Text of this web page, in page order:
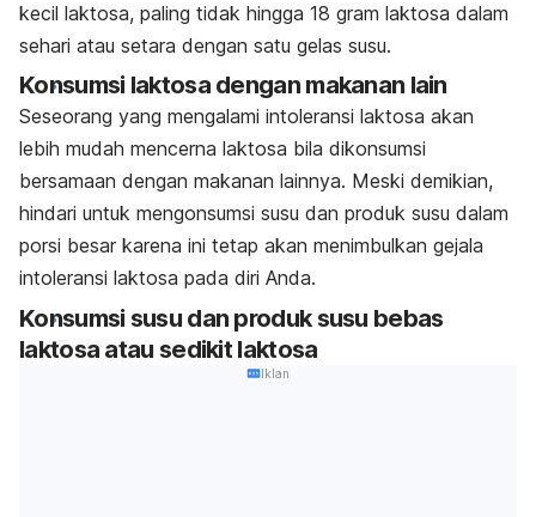
kecil laktosa, paling tidak hingga 18 gram laktosa dalam
sehari atau setara dengan satu gelas susu.
Konsumsi laktosa dengan makanan lain
Seseorang yang mengalami intoleransi laktosa akan
lebih mudah mencerna laktosa bila dikonsumsi
bersamaan dengan makanan lainnya. Meski demikian,
hindari untuk mengonsumsi susu dan produk susu dalam
porsi besar karena ini tetap akan menimbulkan gejala
intoleransi laktosa pada diri Anda.
Konsumsi susu dan produk susu bebas
laktosa atau sedikit laktosa
Iklan